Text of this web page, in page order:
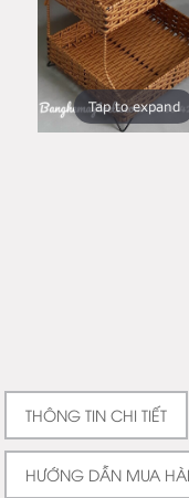
Tap to expand
THÔNG TIN CHI TIẾT
HƯỚNG DẪN MUA